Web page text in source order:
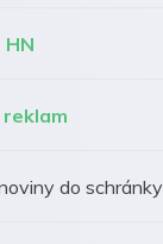
HN
reklam
do schránky